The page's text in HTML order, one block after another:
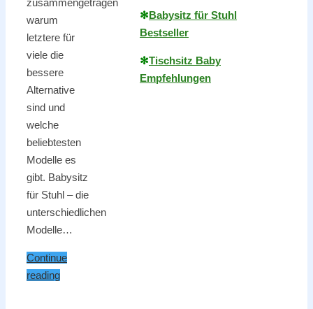
warum
letztere für
viele die
bessere
Alternative
sind und
welche
beliebtesten
Modelle es
gibt. Babysitz
für Stuhl – die
unterschiedlichen
Modelle…
Continue
reading
✻Babysitz für Stuhl
Bestseller
✻Tischsitz Baby
Empfehlungen